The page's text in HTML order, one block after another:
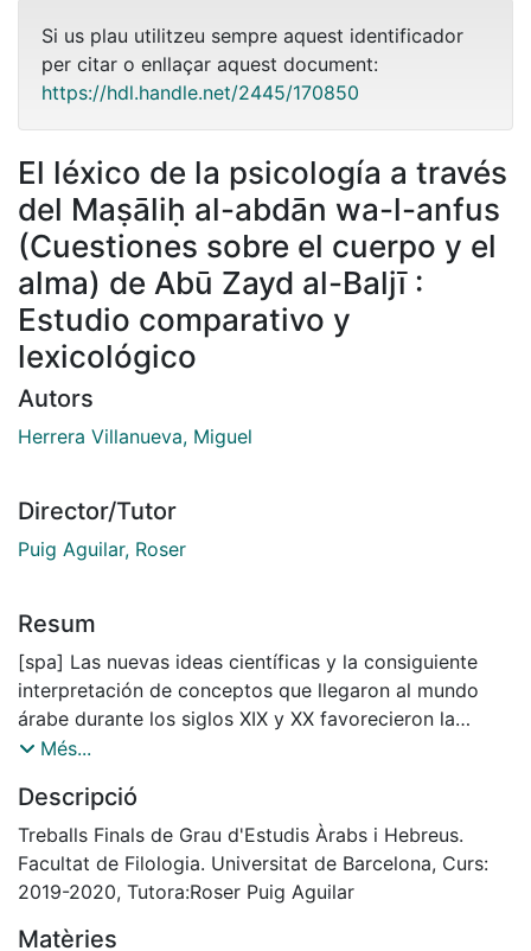
Si us plau utilitzeu sempre aquest identificador
per citar o enllaçar aquest document:
https://hdl.handle.net/2445/170850
El léxico de la psicología a través
del Maṣāliḥ al-abdān wa-l-anfus
(Cuestiones sobre el cuerpo y el
alma) de Abū Zayd al-Baljī :
Estudio comparativo y
lexicológico
Autors
Herrera Villanueva, Miguel
Director/Tutor
Puig Aguilar, Roser
Resum
[spa] Las nuevas ideas científicas y la consiguiente
interpretación de conceptos que llegaron al mundo
árabe durante los siglos XIX y XX favorecieron la
aparición de una nueva terminología. Debido
surgieron a lo largo de toda la comunidad árabe
con el propósito principal de establecer una
regulación clara para los procesos de acuñación,
creación y adaptación de esta nueva terminología.
utilizado en el campo de la «medicina del alma» —
Més...
Descripció
Treballs Finals de Grau d'Estudis Àrabs i Hebreus.
Facultat de Filologia. Universitat de Barcelona, Curs:
2019-2020, Tutora:Roser Puig Aguilar
Matèries